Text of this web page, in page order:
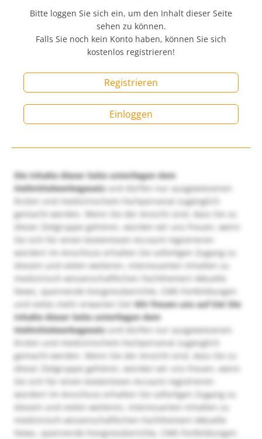
Bitte loggen Sie sich ein, um den Inhalt dieser Seite
sehen zu können.
Falls Sie noch kein Konto haben, können Sie sich
kostenlos registrieren!
Registrieren
Einloggen
Die Inhalte dieser Seite unterliegen dem
Heilmittelwerbegesetzund dürfen nur ausgewiesenen
Ärzten und medizinischem Fachpersonal zugänglich
gemacht werden. Wenn Sie der Ansicht sind, dass Sie zu
dieser Zielgruppe gehören, würden wir uns freuen, wenn
Sie sich für einen kostenlosen Account registrieren
würden! Im Anschluss erhalten Sie sofortigen Zugang zu
diesem und vielen weiteren, interessanten Inhalten zu
medizinisch-wissenschaftlichen Fachthemen! Aktuelle
News, spannende Kongressberichte, CME-Fortbildungen
und vieles mehr erwarten Sie!Wir freuen uns auf Sie! Die
Inhalte dieser Seite unterliegen dem
Heilmittelwerbegesetzund dürfen nur ausgewiesenen
Ärzten und medizinischem Fachpersonal zugänglich
gemacht werden. Wenn Sie der Ansicht sind, dass Sie zu
dieser Zielgruppe gehören, würden wir uns freuen, wenn
Sie sich für einen kostenlosen Account registrieren
würden! Im Anschluss erhalten Sie sofortigen Zugang zu
diesem und vielen weiteren, interessanten Inhalten zu
medizinisch-wissenschaftlichen Fachthemen! Aktuelle
News, spannende Kongressberichte, CME-Fortbildungen